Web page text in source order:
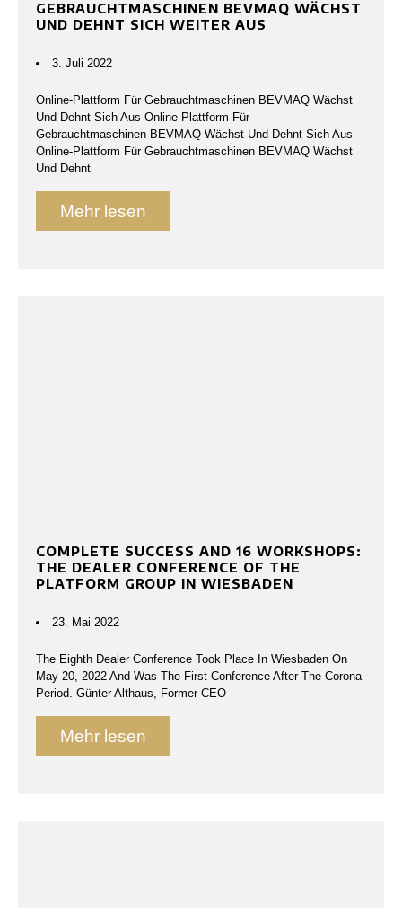
GEBRAUCHTMASCHINEN BEVMAQ WÄCHST
UND DEHNT SICH WEITER AUS
3. Juli 2022
Online-Plattform Für Gebrauchtmaschinen BEVMAQ Wächst
Und Dehnt Sich Aus Online-Plattform Für
Gebrauchtmaschinen BEVMAQ Wächst Und Dehnt Sich Aus
Online-Plattform Für Gebrauchtmaschinen BEVMAQ Wächst
Und Dehnt
Mehr lesen
COMPLETE SUCCESS AND 16 WORKSHOPS:
THE DEALER CONFERENCE OF THE
PLATFORM GROUP IN WIESBADEN
23. Mai 2022
The Eighth Dealer Conference Took Place In Wiesbaden On
May 20, 2022 And Was The First Conference After The Corona
Period. Günter Althaus, Former CEO
Mehr lesen